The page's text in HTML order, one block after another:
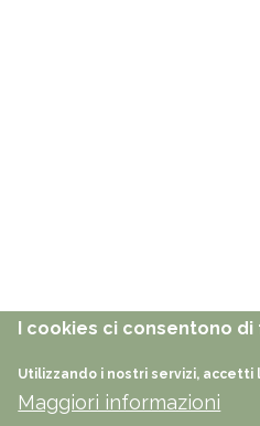
I cookies ci consentono
Utilizzando i nostri servizi,
Maggiori informazioni